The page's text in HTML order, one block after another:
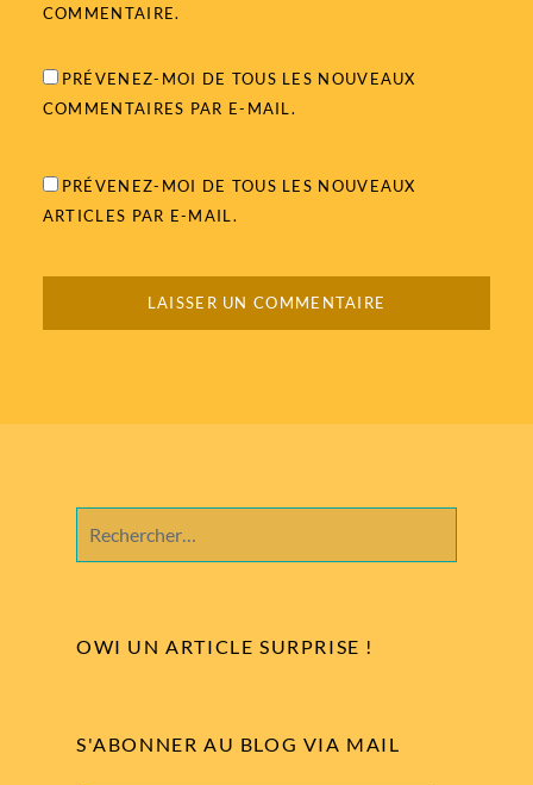
COMMENTAIRE.
PRÉVENEZ-MOI DE TOUS LES NOUVEAUX
COMMENTAIRES PAR E-MAIL.
PRÉVENEZ-MOI DE TOUS LES NOUVEAUX
ARTICLES PAR E-MAIL.
OWI UN ARTICLE SURPRISE !
S'ABONNER AU BLOG VIA MAIL